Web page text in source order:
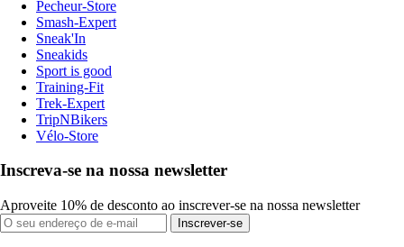
Pecheur-Store
Smash-Expert
Sneak'In
Sneakids
Sport is good
Training-Fit
Trek-Expert
TripNBikers
Vélo-Store
Inscreva-se na nossa newsletter
Aproveite 10% de desconto ao inscrever-se na nossa newsletter
Inscrever-se